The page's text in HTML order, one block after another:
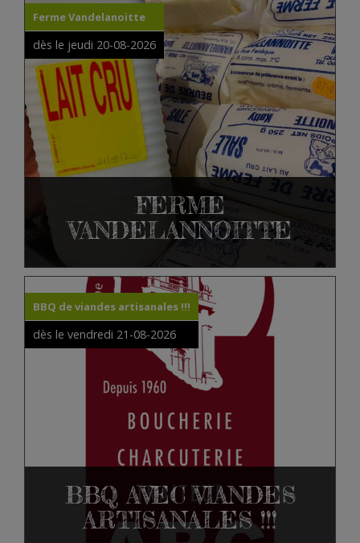
Ferme Vandelanoitte
dès le jeudi 20-08-2026
FERME
VANDELANNOITTE
BBQ de viandes artisanales !!!
dès le vendredi 21-08-2026
BBQ AVEC VIANDES
ARTISANALES !!!